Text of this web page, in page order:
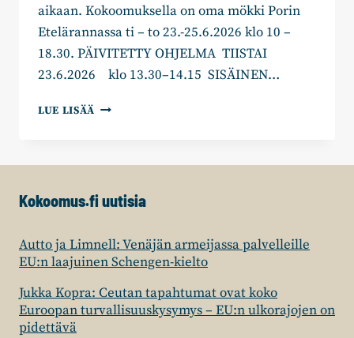
aikaan. Kokoomuksella on oma mökki Porin
Etelärannassa ti – to 23.-25.6.2026 klo 10 –
18.30. PÄIVITETTY OHJELMA TIISTAI
23.6.2026 klo 13.30–14.15 SISÄINEN…
LUE LISÄÄ KOKOOMUSLAISIA
Kokoomus.fi uutisia
Autto ja Limnell: Venäjän armeijassa palvelleille
EU:n laajuinen Schengen-kielto
Jukka Kopra: Ceutan tapahtumat ovat koko
Euroopan turvallisuuskysymys – EU:n ulkorajojen on
pidettävä